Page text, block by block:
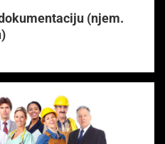
(njem.